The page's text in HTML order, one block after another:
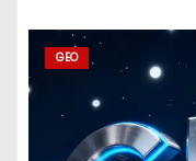
GEO